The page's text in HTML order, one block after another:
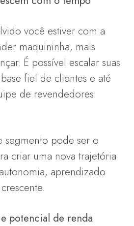
você estiver com a
maquininha, mais
É possível escalar suas
fiel de clientes e até
de revendedores
segmento pode ser o
criar uma nova trajetória
aprendizado
potencial de renda